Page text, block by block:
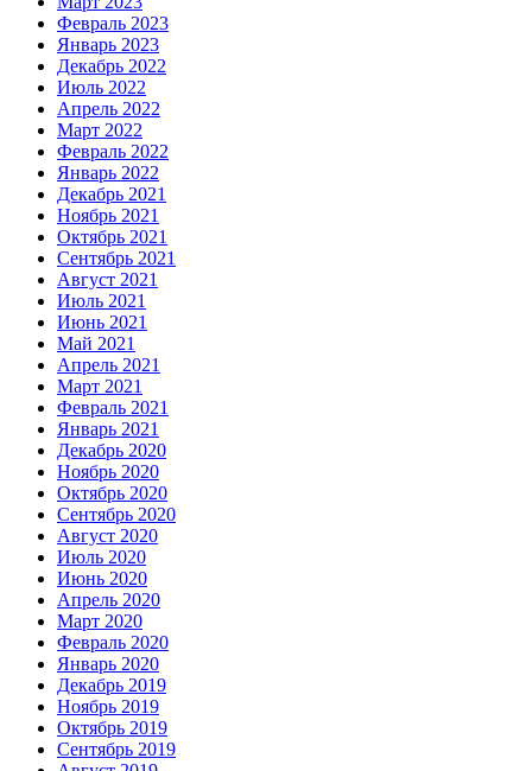
Февраль 2023
Январь 2023
Декабрь 2022
Июль 2022
Апрель 2022
Март 2022
Февраль 2022
Январь 2022
Декабрь 2021
Ноябрь 2021
Октябрь 2021
Сентябрь 2021
Август 2021
Июль 2021
Июнь 2021
Май 2021
Апрель 2021
Март 2021
Февраль 2021
Январь 2021
Декабрь 2020
Ноябрь 2020
Октябрь 2020
Сентябрь 2020
Август 2020
Июль 2020
Июнь 2020
Апрель 2020
Март 2020
Февраль 2020
Январь 2020
Декабрь 2019
Ноябрь 2019
Октябрь 2019
Сентябрь 2019